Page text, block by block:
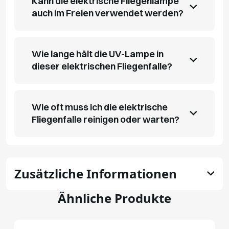
auch im Freien verwendet werden?
Wie lange hält die UV-Lampe in
dieser elektrischen Fliegenfalle?
Wie oft muss ich die elektrische
Fliegenfalle reinigen oder warten?
Zusätzliche Informationen
Ähnliche Produkte